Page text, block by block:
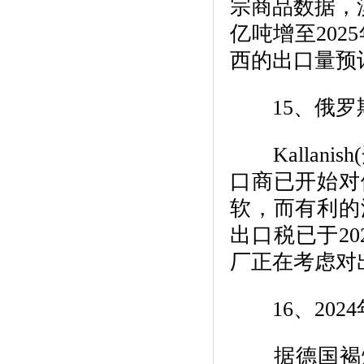
宗商品数据，
亿吨增至
西的出口量预
15、俄罗斯
Kallanish(
口商已开始
软，而有利
出口税已于
厂正在考虑
16、2024
据德国褐煤